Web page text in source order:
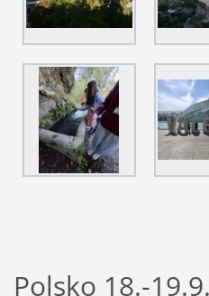
Polsko 18.-